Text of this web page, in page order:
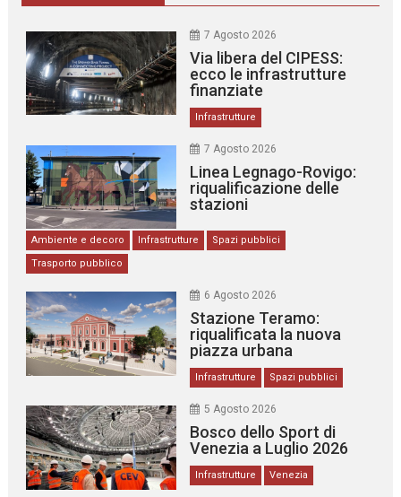
7 Agosto 2026
Via libera del CIPESS:
ecco le infrastrutture
finanziate
Infrastrutture
7 Agosto 2026
Linea Legnago-Rovigo:
riqualificazione delle
stazioni
Ambiente e decoro Infrastrutture
Spazi pubblici
Trasporto pubblico
6 Agosto 2026
Stazione Teramo:
riqualificata la nuova
piazza urbana
Infrastrutture Spazi pubblici
5 Agosto 2026
Bosco dello Sport di
Venezia a Luglio 2026
Infrastrutture Venezia